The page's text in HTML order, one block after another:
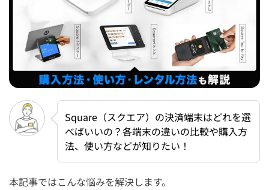
Square（スクエア）の決済端末はどれを選
べばいいの？各端末の違いの比較や購入方
法、使い方などが知りたい！
本記事ではこんな悩みを解決します。